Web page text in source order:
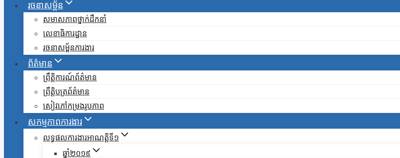
រចនាសម្ព័ន
សមាសភាពថ្នាក់ដឹកនាំ
លេខាធិការដ្ឋាន
រចនាសម្ព័នការងារ
ព័ត៌មាន
ព្រឹត្តិការណ៍ព័ត៌មាន
ព្រឹត្តិបត្រព័ត៌មាន
សៀវភៅកម្រងរូបភាព
សកម្មភាពការងារ
លទ្ធផលការងារអាណត្តិទី១
ឆ្នាំ២០១៩